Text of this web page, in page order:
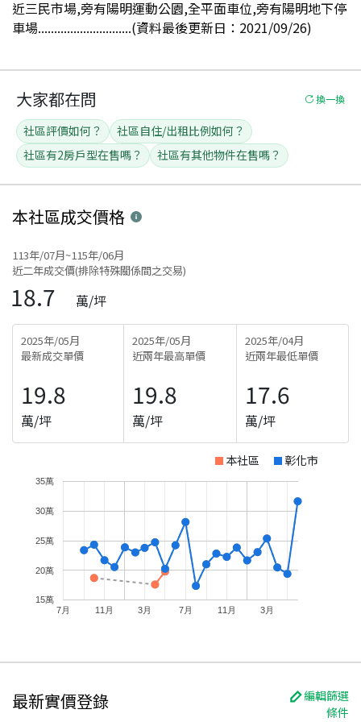
近三民市場,旁有陽明運動公園,全平面車位,旁有陽明地下停
車場.............................(資料最後更新日：2021/09/26)
大家都在問 換一換
社區評價如何？
社區自住/出租比例如何？
社區有2房戶型在售嗎？
社區有其他物件在售嗎？
本社區成交價格
113年/07月~115年/06月
近二年成交價(排除特殊關係間之交易)
18.7 萬/坪
2025年/05月
最新成交單價
19.8
萬/坪
2025年/05月
近兩年最高單價
19.8
萬/坪
2025年/04月
近兩年最低單價
17.6
萬/坪
本社區 彰化市
7月 11月 3月 7月 11月 3月
15萬
20萬
25萬
30萬
35萬
最新實價登錄
編輯篩選
條件